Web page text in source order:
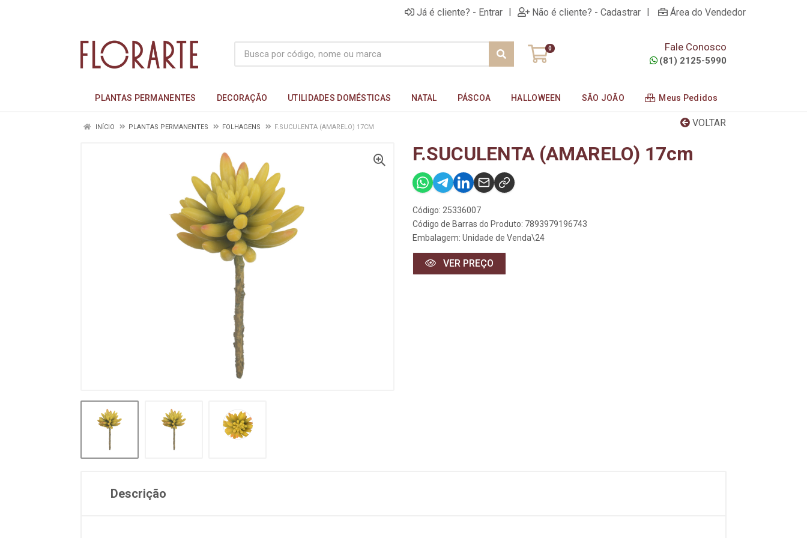
Já é cliente? - Entrar | Não é cliente? - Cadastrar | Área do Vendedor
0 Fale Conosco
(81) 2125-5990
PLANTAS PERMANENTES DECORAÇÃO UTILIDADES DOMÉSTICAS NATAL PÁSCOA HALLOWEEN SÃO JOÃO Meus Pedidos
VOLTAR
INÍCIO PLANTAS PERMANENTES FOLHAGENS F.SUCULENTA (AMARELO) 17CM
F.SUCULENTA (AMARELO) 17cm
Código: 25336007
Código de Barras do Produto: 7893979196743
Embalagem: Unidade de Venda\24
VER PREÇO
Descrição